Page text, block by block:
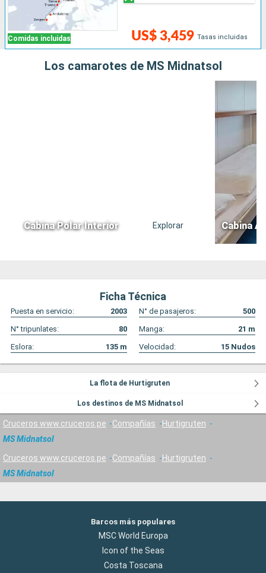
Comidas incluidas US$ 3,459 Tasas incluidas
Los camarotes de MS Midnatsol
Cabina Polar Interior Explorar Cabina
Ficha Técnica
Puesta en servicio: 2003 N° de pasajeros:
500
N° tripunlates:
80 Manga: 21 m
Eslora:
135 m Velocidad: 15 Nudos
La flota de Hurtigruten
Los destinos de MS Midnatsol
Cruceros www.cruceros.pe Compañías
Hurtigruten
MS Midnatsol
Cruceros www.cruceros.pe Compañías
Hurtigruten
MS Midnatsol
Barcos más populares
MSC World Europa
Icon of the Seas
Costa Toscana